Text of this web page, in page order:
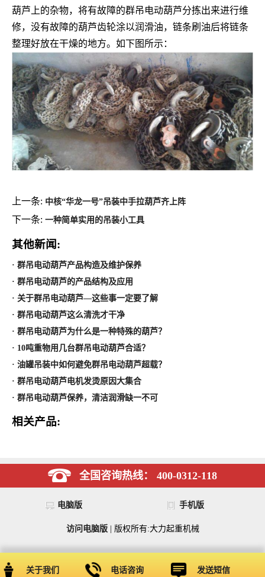
葫芦上的杂物，将有故障的群吊电动葫芦分拣出来进行维
修，没有故障的葫芦齿轮涂以润滑油，链条刷油后将链条
整理好放在干燥的地方。如下图所示：
上一条: 中核“华龙一号”吊装中手拉葫芦齐上阵
下一条: 一种简单实用的吊装小工具
其他新闻:
· 群吊电动葫芦产品构造及维护保养
· 群吊电动葫芦的产品结构及应用
· 关于群吊电动葫芦—这些事一定要了解
· 群吊电动葫芦这么清洗才干净
· 群吊电动葫芦为什么是一种特殊的葫芦？
· 10吨重物用几台群吊电动葫芦合适？
· 油罐吊装中如何避免群吊电动葫芦超载？
· 群吊电动葫芦电机发烫原因大集合
· 群吊电动葫芦保养，清洁润滑缺一不可
相关产品:
全国咨询热线： 400-0312-118
电脑版 手机版
访问电脑版| 版权所有:大力起重机械
关于我们 电话咨询 发送短信